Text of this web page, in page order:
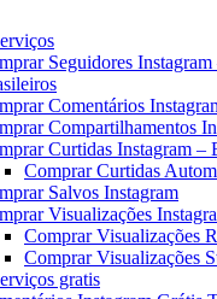
Seguidores
Comentários
Compartilhamentos
Curtidas Instagram –
Comprar Curtidas
Salvos Instagram
Visualizações
Comprar Visualizações
Comprar Visualizações
gratis